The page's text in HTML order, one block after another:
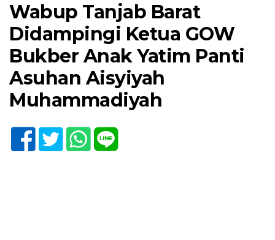
Wabup Tanjab Barat
Didampingi Ketua GOW
Bukber Anak Yatim Panti
Asuhan Aisyiyah
Muhammadiyah